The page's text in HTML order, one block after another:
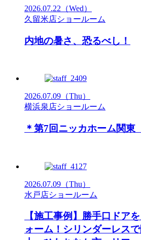
2026.07.22 （Wed）
久留米店ショールーム
内地の暑さ、恐るべし！
2026.07.09 （Thu）
横浜泉店ショールーム
＊第7回ニッカホーム関
2026.07.09 （Thu）
水戸店ショールーム
【施工事例】勝手口ドア
ォーム！シリンダーレス